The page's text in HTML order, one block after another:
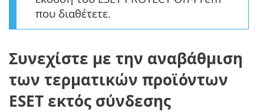
που διαθέτετε.
Συνεχίστε με την αναβάθμιση
των τερματικών προϊόντων
ESET εκτός σύνδεσης